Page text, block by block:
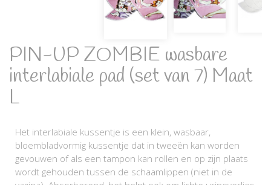
PIN-UP ZOMBIE wasbare
interlabiale pad (set van 7) Maat
L
Het interlabiale kussentje is een klein, wasbaar,
bloembladvormig kussentje dat in tweeën kan worden
gevouwen of als een tampon kan rollen en op zijn plaats
wordt gehouden tussen de schaamlippen (niet in de